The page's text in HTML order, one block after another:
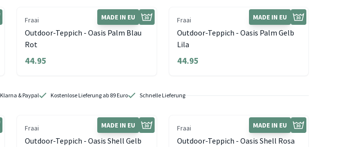
MADE IN EU
Fraai
Outdoor-Teppich - Oasis Palm Blau
Rot
44.95
MADE IN EU
Fraai
Outdoor-Teppich - Oasis Palm Gelb
Lila
44.95
Klarna & Paypal Kostenlose Lieferung ab 89 Euro Schnelle Lieferung
MADE IN EU
Fraai
Outdoor-Teppich - Oasis Shell Gelb
MADE IN EU
Fraai
Outdoor-Teppich - Oasis Shell Rosa